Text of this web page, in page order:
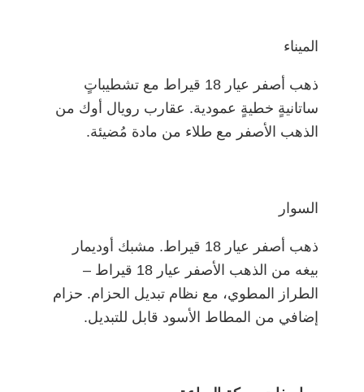
الميناء
ذهب أصفر عيار 18 قيراط مع تشطيباتٍ
ساتانيةٍ خطيةٍ عمودية. عقارب رويال أوك من
الذهب الأصفر مع طلاء من مادة مُضيئة.
السوار
ذهب أصفر عيار 18 قيراط. مشبك أوديمار
بيغه من الذهب الأصفر عيار 18 قيراط –
الطراز المطوي، مع نظام تبديل الحزام. حزام
إضافي من المطاط الأسود قابل للتبديل.